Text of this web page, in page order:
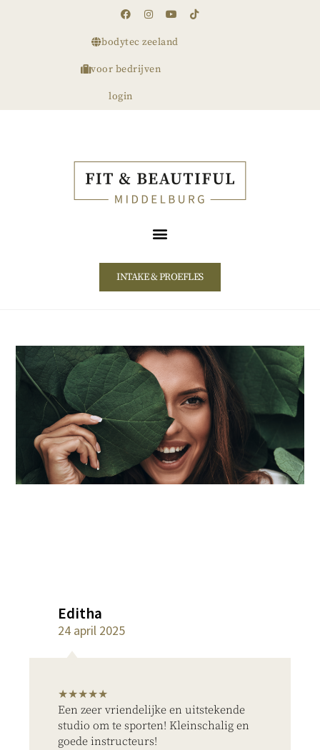
bodytec zeeland
voor bedrijven
login
INTAKE & PROEFLES
★★★★★
Een zeer vriendelijke en uitstekende
studio om te sporten! Kleinschalig en
goede instructeurs!
Editha
24 april 2025